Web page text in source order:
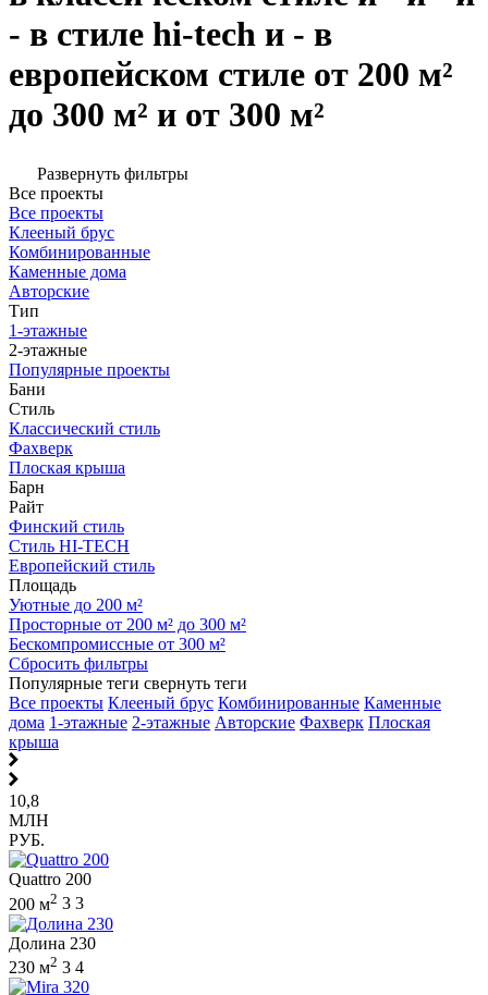
- в стиле hi-tech и - в
европейском стиле от 200 м²
до 300 м² и от 300 м²
Развернуть фильтры
Все проекты
Все проекты
Клееный брус
Комбинированные
Каменные дома
Авторские
Тип
1-этажные
2-этажные
Популярные проекты
Бани
Стиль
Классический стиль
Фахверк
Плоская крыша
Барн
Райт
Финский стиль
Стиль HI-TECH
Европейский стиль
Площадь
Уютные до 200 м²
Просторные от 200 м² до 300 м²
Бескомпромиссные от 300 м²
Сбросить фильтры
Популярные теги свернуть теги
Все проекты Клееный брус Комбинированные Каменные
дома 1-этажные 2-этажные Авторские Фахверк Плоская
крыша
10,8
МЛН
РУБ.
Quattro 200
200 м2 3 3
Долина 230
230 м2 3 4